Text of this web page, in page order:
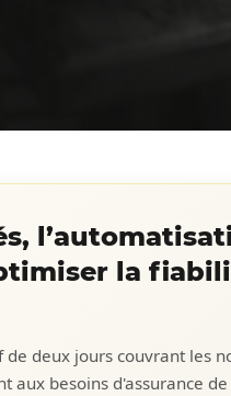
la
deux jours couvrant les
aux besoins d'assurance